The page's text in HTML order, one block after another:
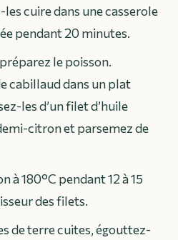
cuire dans une casserole
pendant 20 minutes.
le poisson.
cabillaud dans un plat
les d’un filet d’huile
citron et parsemez de
à 180°C pendant 12 à 15
des filets.
de terre cuites, égouttez-